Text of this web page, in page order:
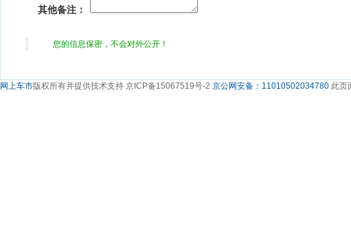
其他备注：
您的信息保密，不会对外公开！
网上车市版权所有并提供技术支持 京ICP备15067519号-2 京公网安备：11010502034780 此页